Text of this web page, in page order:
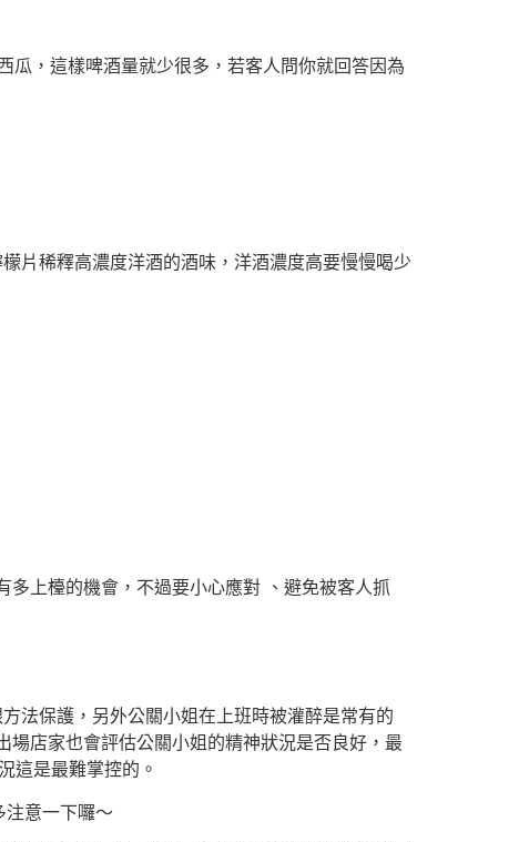
瓜，這樣啤酒量就少很多，若客人問你就回答因為
片稀釋高濃度洋酒的酒味，洋酒濃度高要慢慢喝少
上檯的機會，不過要小心應對 、避免被客人抓
法保護，另外公關小姐在上班時被灌醉是常有的
店家也會評估公關小姐的精神狀況是否良好，最
這是最難掌控的。
注意一下囉～